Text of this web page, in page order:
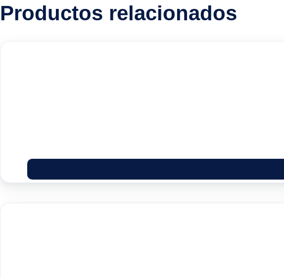
Productos relacionados